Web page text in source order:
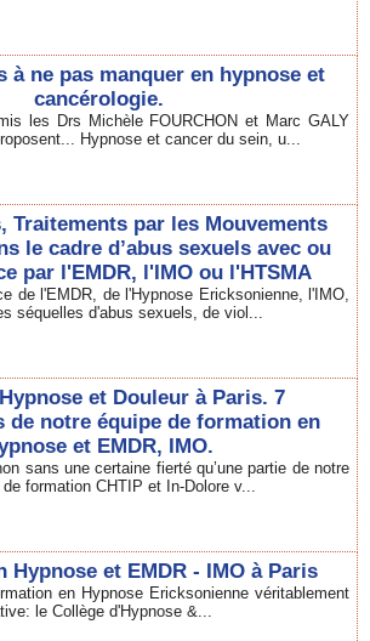
à ne pas manquer en hypnose et
cancérologie.
les Drs Michèle FOURCHON et Marc GALY
Hypnose et cancer du sein, u...
Traitements par les Mouvements
le cadre d’abus sexuels avec ou
par l'EMDR, l'IMO ou l'HTSMA
de l'EMDR, de l'Hypnose Ericksonienne, l'IMO,
séquelles d'abus sexuels, de viol...
et Douleur à Paris. 7
de notre équipe de formation en
et EMDR, IMO.
sans une certaine fierté qu’une partie de notre
de formation CHTIP et In-Dolore v...
Hypnose et EMDR - IMO à Paris
en Hypnose Ericksonienne véritablement
le Collège d'Hypnose &...